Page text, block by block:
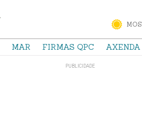
MOS
MAR FIRMAS QPC AXENDA